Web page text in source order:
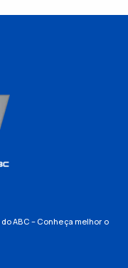
ABC – Conheça melhor o